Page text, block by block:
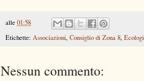
alle 01:58
Etichette: Associazioni, Consiglio di Zona 8,
Nessun commento: